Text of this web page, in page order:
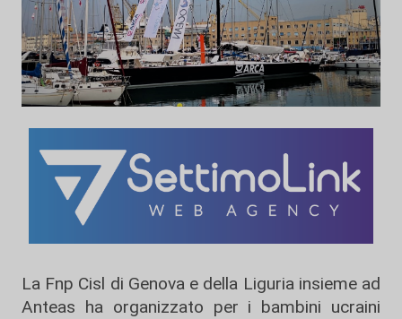
La Fnp Cisl di Genova e della Liguria insieme ad
Anteas ha organizzato per i bambini ucraini